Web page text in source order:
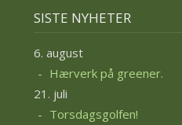
SISTE NYHETER
6. august
Hærverk på greener.
21. juli
Torsdagsgolfen!